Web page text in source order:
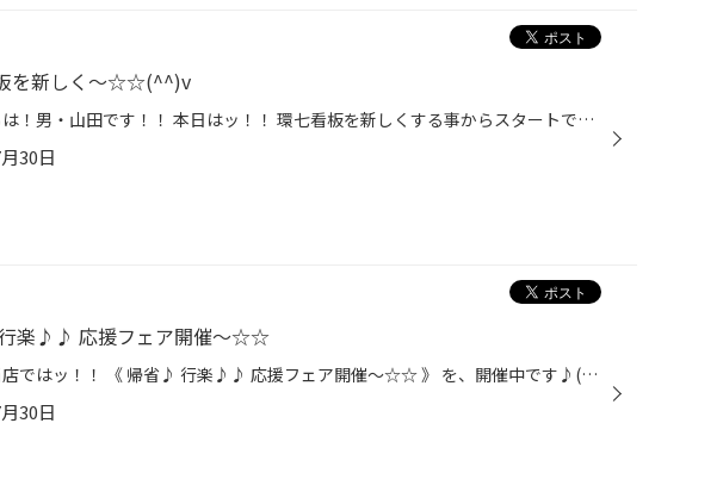
を新しく～☆☆(^^)v
こんにちは！男・山田です！！ 本日はッ！！ 環七看板を新しくする事からスタートです♪♪(^^)/ 東京も 《 梅雨明け 》 をしましたので、 『 行楽シーズンＰＯＰ 』 に変更してみましたー☆☆ 今回のポイントは・・・ ＢＢＱをしてる、ヤブてんちょー＆メッシのイラストっす♪(￣ー￣)v お近くをお通りの...
30日
楽♪♪ 応援フェア開催～☆☆
ただ今当店ではッ！！ 《 帰省♪ 行楽♪♪ 応援フェア開催～☆☆ 》 を、開催中です♪(^o^)/ これからはお出かけシーズン到来です♪♪ タイヤはもちろん☆ 今回はメンテナンス品が、通常よりもかなりお買得になっております☆☆ お出かけ先でのトラブルは、本当にツライものです。。 そうならない為にもッ！！ ...
30日